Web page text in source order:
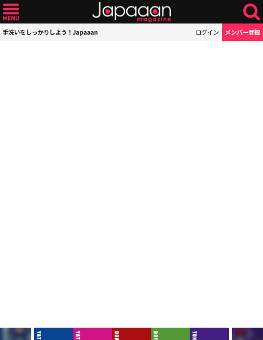
手洗いをしっかりしよう！Japaaan ログイン メンバー登録